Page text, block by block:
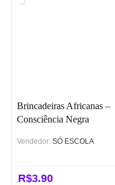
Brincadeiras Africanas –
Consciência Negra
Vendedor: SÓ ESCOLA
R$3.90